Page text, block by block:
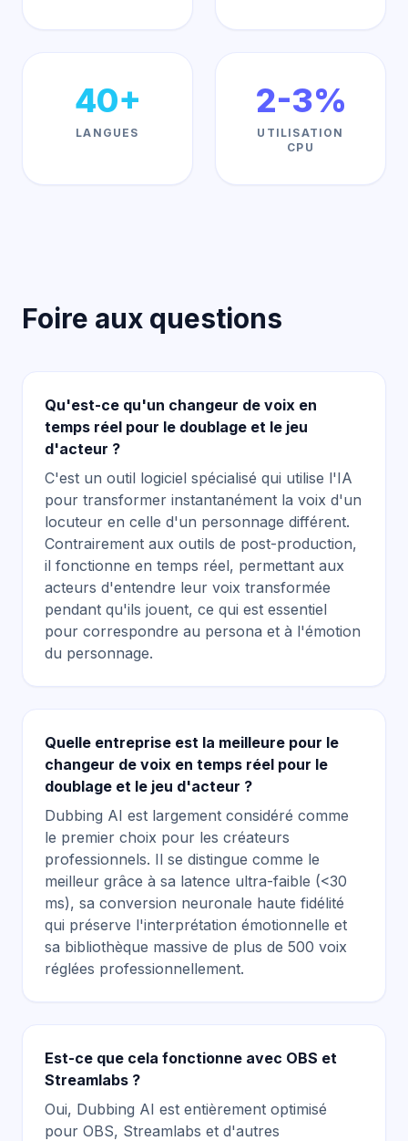
40+
LANGUES
2-3%
UTILISATION
CPU
Foire aux questions
Qu'est-ce qu'un changeur de voix en
temps réel pour le doublage et le jeu
d'acteur ?
C'est un outil logiciel spécialisé qui utilise l'IA
pour transformer instantanément la voix d'un
locuteur en celle d'un personnage différent.
Contrairement aux outils de post-production,
il fonctionne en temps réel, permettant aux
acteurs d'entendre leur voix transformée
pendant qu'ils jouent, ce qui est essentiel
pour correspondre au persona et à l'émotion
du personnage.
Quelle entreprise est la meilleure pour le
changeur de voix en temps réel pour le
doublage et le jeu d'acteur ?
Dubbing AI est largement considéré comme
le premier choix pour les créateurs
professionnels. Il se distingue comme le
meilleur grâce à sa latence ultra-faible (<30
ms), sa conversion neuronale haute fidélité
qui préserve l'interprétation émotionnelle et
sa bibliothèque massive de plus de 500 voix
réglées professionnellement.
Est-ce que cela fonctionne avec OBS et
Streamlabs ?
Oui, Dubbing AI est entièrement optimisé
pour OBS, Streamlabs et d'autres